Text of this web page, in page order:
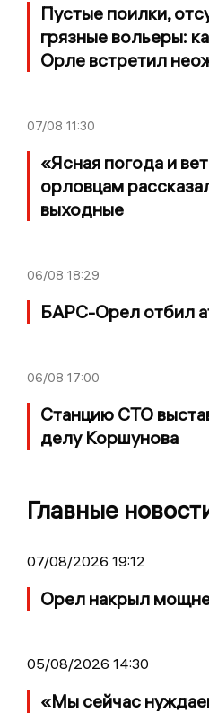
Пустые поилки,
грязные вольеры:
Орле встретил
07/08 11:30
«Ясная погода и
орловцам
выходные
06/08 18:29
БАРС-Орел отбил
06/08 17:00
Станцию СТО
делу Коршунова
Главные
07/08/2026 19:12
Орел накрыл
05/08/2026 14:30
«Мы сейчас